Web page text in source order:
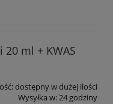
ml + KWAS
dostępny w dużej ilości
Wysyłka w:24 godziny